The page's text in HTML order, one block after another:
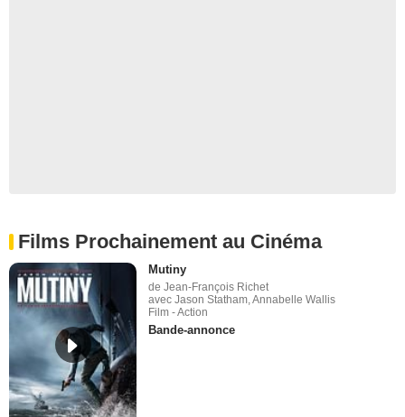
Films Prochainement au Cinéma
Mutiny
de Jean-François Richet
avec Jason Statham, Annabelle Wallis
Film - Action
Bande-annonce